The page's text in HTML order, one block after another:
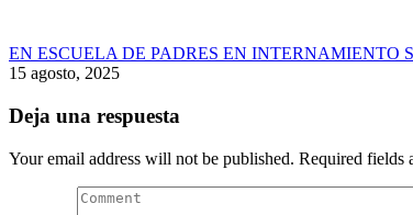
EN ESCUELA DE PADRES EN
15 agosto, 2025
Deja una respuesta
Your email address will not be published. Required fields